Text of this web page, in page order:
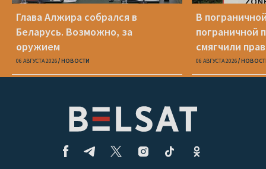
Глава Алжира собрался в
Беларусь. Возможно, за
оружием
06 АВГУСТА 2026 НОВОСТИ
В
пограничной
смягчили
06 АВГУСТА 2026